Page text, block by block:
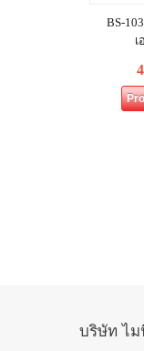
BS-
บริษัท ไ